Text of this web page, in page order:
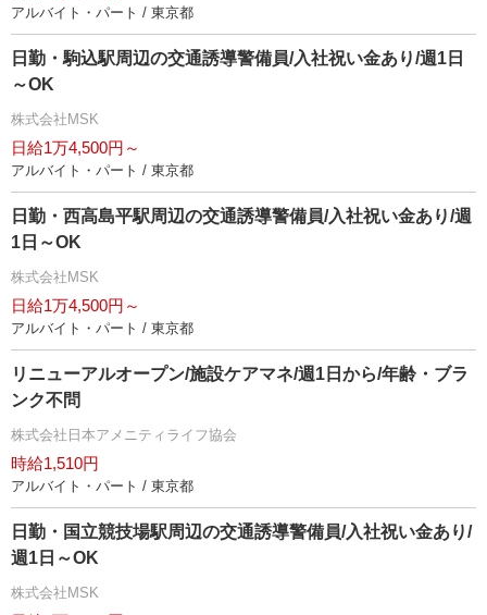
アルバイト・パート / 東京都
日勤・駒込駅周辺の交通誘導警備員/入社祝い金あり/週1日
～OK
株式会社MSK
日給1万4,500円～
アルバイト・パート / 東京都
日勤・西高島平駅周辺の交通誘導警備員/入社祝い金あり/週
1日～OK
株式会社MSK
日給1万4,500円～
アルバイト・パート / 東京都
リニューアルオープン/施設ケアマネ/週1日から/年齢・ブラ
ンク不問
株式会社日本アメニティライフ協会
時給1,510円
アルバイト・パート / 東京都
日勤・国立競技場駅周辺の交通誘導警備員/入社祝い金あり/
週1日～OK
株式会社MSK